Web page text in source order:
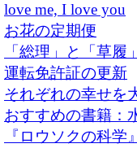
love me, I love you
お花の定期便
「総理」と「草履
運転免許証の更新
それぞれの幸せを
おすすめの書籍：
『ロウソクの科学